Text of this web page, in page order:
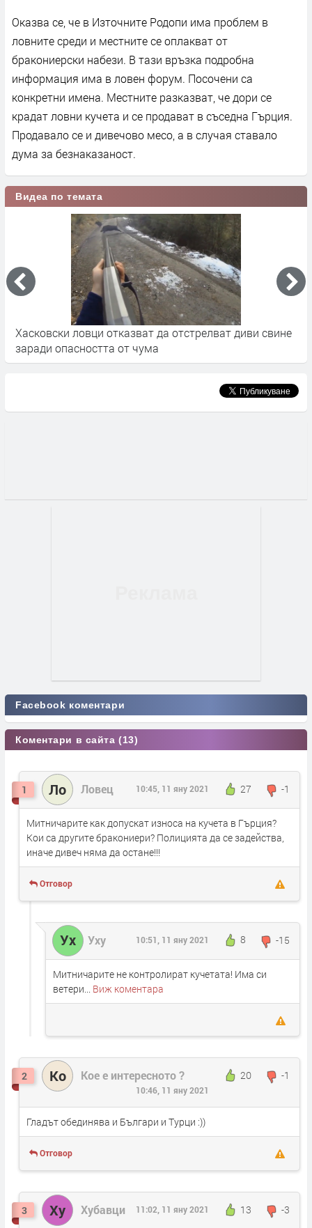
Оказва се, че в Източните Родопи има проблем в
ловните среди и местните се оплакват от
бракониерски набези. В тази връзка подробна
информация има в ловен форум. Посочени са
конкретни имена. Местните разказват, че дори се
крадат ловни кучета и се продават в съседна Гърция.
Продавало се и дивечово месо, а в случая ставало
дума за безнаказаност.
Видеа по темата
Хасковски ловци отказват да отстрелват диви свине
заради опасността от чума
Facebook коментари
Коментари в сайта (13)
1 Ло Ловец 27 -1
10:45, 11 яну 2021
Митничарите как допускат износа на кучета в Гърция?
Кои са другите бракониери? Полицията да се задейства,
иначе дивеч няма да остане!!!
Отговор
Ух Уху 8 -15
10:51, 11 яну 2021
Митничарите не контролират кучетата! Има си
ветери... Виж коментара
2 Ко Кое е интересното ? 20 -1
10:46, 11 яну 2021
Гладът обединява и Българи и Турци :))
Отговор
3 Ху Хубавци 13 -3
11:02, 11 яну 2021